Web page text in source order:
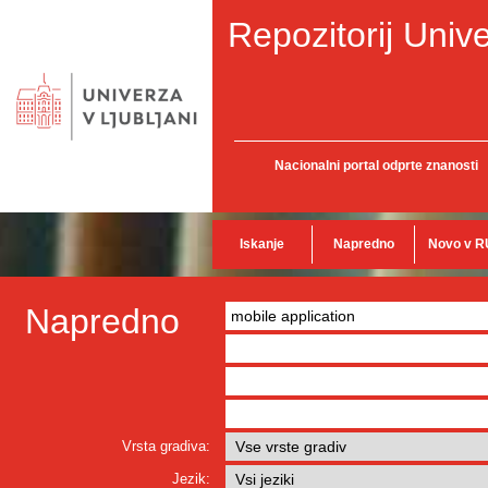
Repozitorij
Nacionalni portal odprte znanosti
Iskanje Napredno Novo v
Napredno
Vrsta gradiva:
Jezik: